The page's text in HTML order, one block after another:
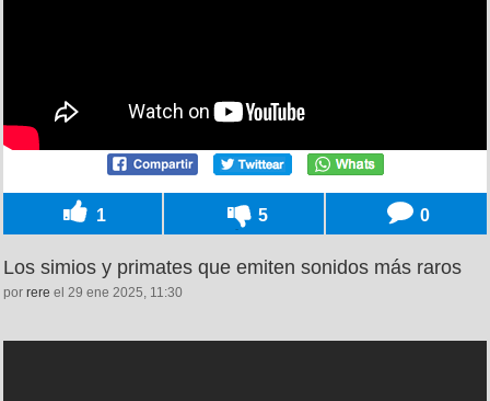
1 5 0
Los simios y primates que emiten sonidos más raros
por rere el 29 ene 2025, 11:30